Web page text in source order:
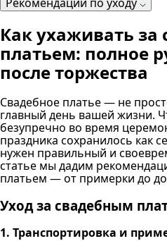
Как ухаживать
платьем: полное
после торжества
Свадебное платье — не
главный день вашей жизни.
безупречно во время
праздника сохранилось как
нужен правильный и
статье мы дадим
платьем — от примерки до
Уход за свадебным
1. Транспортировка и